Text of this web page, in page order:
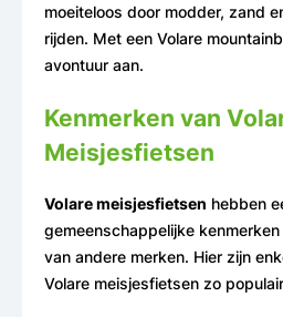
moeiteloos door modder, zand
rijden. Met een Volare
avontuur aan.
Kenmerken van
Meisjesfietsen
Volare meisjesfietsen hebben
gemeenschappelijke
van andere merken. Hier zijn
Volare meisjesfietsen zo